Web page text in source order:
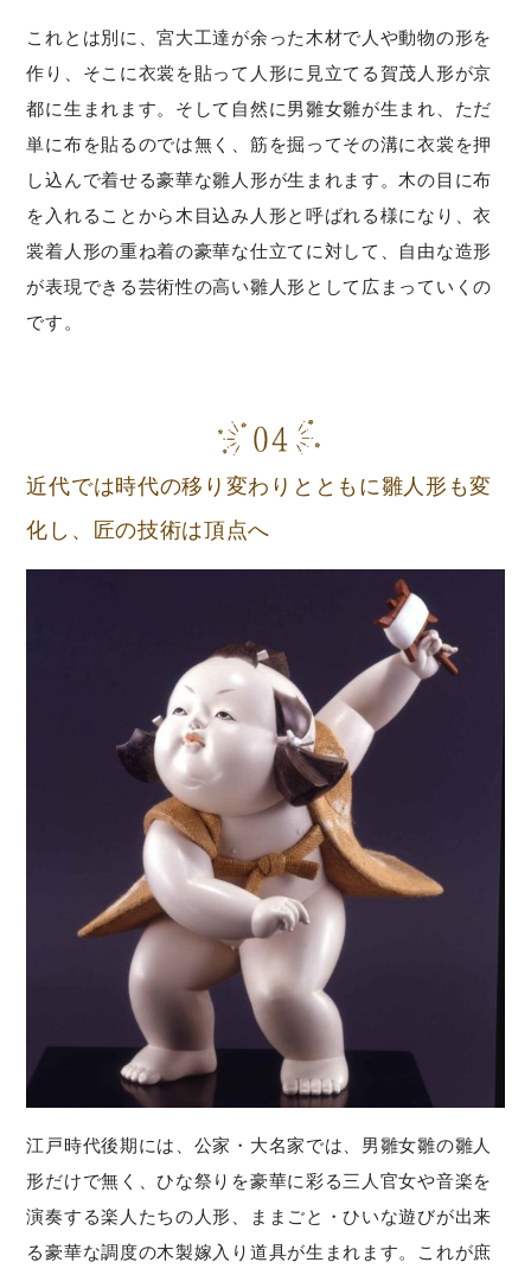
これとは別に、宮大工達が余った木材で人や動物の形を
作り、そこに衣裳を貼って人形に見立てる賀茂人形が京
都に生まれます。そして自然に男雛女雛が生まれ、ただ
単に布を貼るのでは無く、筋を掘ってその溝に衣裳を押
し込んで着せる豪華な雛人形が生まれます。木の目に布
を入れることから木目込み人形と呼ばれる様になり、衣
裳着人形の重ね着の豪華な仕立てに対して、自由な造形
が表現できる芸術性の高い雛人形として広まっていくの
です。
近代では時代の移り変わりとともに雛人形も変
化し、匠の技術は頂点へ
江戸時代後期には、公家・大名家では、男雛女雛の雛人
形だけで無く、ひな祭りを豪華に彩る三人官女や音楽を
演奏する楽人たちの人形、ままごと・ひいな遊びが出来
る豪華な調度の木製嫁入り道具が生まれます。これが庶